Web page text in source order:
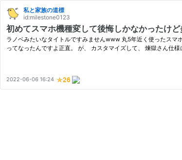
私と家族の道標
id:milestone0123
初めてスマホ機種変して後悔しかなかったけ
ラノベみたいなタイトルですみませんwww 丸5年近く使ったスマ
ってなったんですよ正直。 が、 カスタマイズして、 煉獄さん仕
2022-06-06 16:24